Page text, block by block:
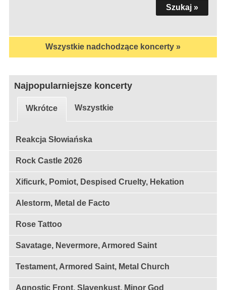
Wszystkie nadchodzące koncerty »
Najpopularniejsze koncerty
Wkrótce Wszystkie
Reakcja Słowiańska
Rock Castle 2026
Xificurk, Pomiot, Despised Cruelty, Hekation
Alestorm, Metal de Facto
Rose Tattoo
Savatage, Nevermore, Armored Saint
Testament, Armored Saint, Metal Church
Agnostic Front, Slavenkust, Minor God